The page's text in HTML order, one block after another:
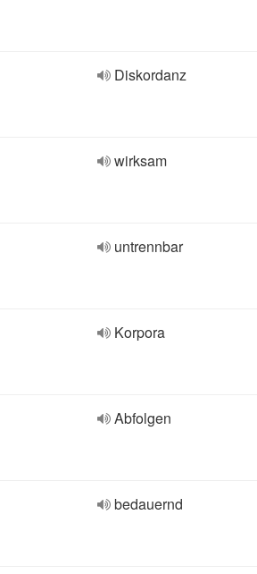
Diskordanz
wirksam
untrennbar
Korpora
Abfolgen
bedauernd